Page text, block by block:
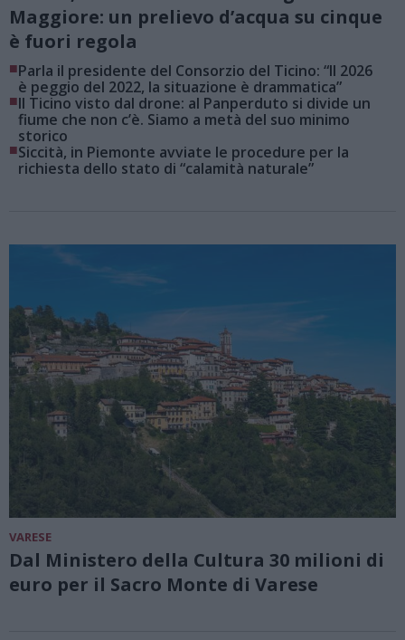
Maggiore: un prelievo d’acqua su cinque
è fuori regola
■Parla il presidente del Consorzio del Ticino: “Il 2026
è peggio del 2022, la situazione è drammatica”
■Il Ticino visto dal drone: al Panperduto si divide un
fiume che non c’è. Siamo a metà del suo minimo
storico
■Siccità, in Piemonte avviate le procedure per la
richiesta dello stato di “calamità naturale”
VARESE
Dal Ministero della Cultura 30 milioni di
euro per il Sacro Monte di Varese